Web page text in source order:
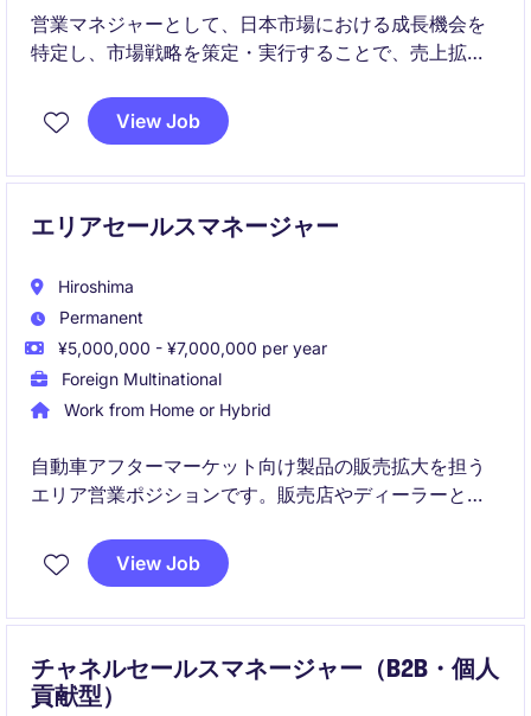
営業マネジャーとして、日本市場における成長機会を
特定し、市場戦略を策定・実行することで、売上拡大
View Job
エリアセールスマネージャー
Hiroshima
Permanent
¥5,000,000 - ¥7,000,000 per year
Foreign Multinational
Work from Home or Hybrid
自動車アフターマーケット向け製品の販売拡大を担う
エリア営業ポジションです。販売店やディーラーとの
長を推進していただきます
View Job
チャネルセールスマネージャー（B2B・個人
貢献型）